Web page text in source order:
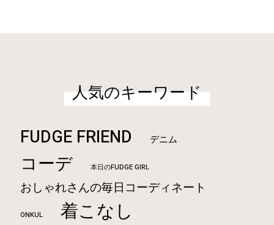
人気のキーワード
FUDGE FRIEND デニム
コーデ 本日のFUDGE GIRL
おしゃれさんの毎日コーディネート
ONKUL 着こなし